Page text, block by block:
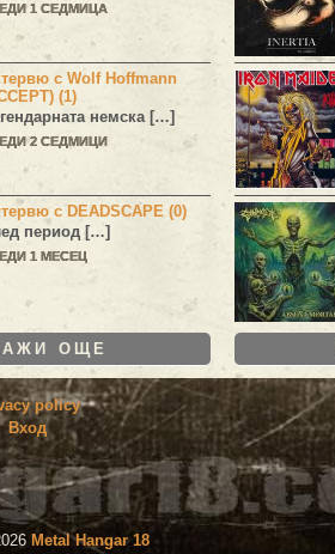
1 СЕДМИЦА
с Wolf Hoffmann
(1)
немска […]
2 СЕДМИЦИ
с DEADSCAPE (0)
период […]
1 МЕСЕЦ
ОЩЕ
policy
Вход
Metal Hangar 18